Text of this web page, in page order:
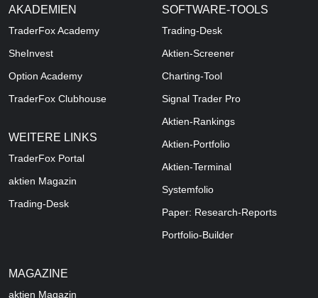
AKADEMIEN
TraderFox Academy
SheInvest
Option Academy
TraderFox Clubhouse
WEITERE LINKS
TraderFox Portal
aktien Magazin
Trading-Desk
SOFTWARE-TOOLS
Trading-Desk
Aktien-Screener
Charting-Tool
Signal Trader Pro
Aktien-Rankings
Aktien-Portfolio
Aktien-Terminal
Systemfolio
Paper: Research-Reports
Portfolio-Builder
MAGAZINE
aktien Magazin